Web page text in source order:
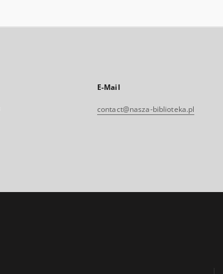
E-Mail
contact@nasza-biblioteka.pl